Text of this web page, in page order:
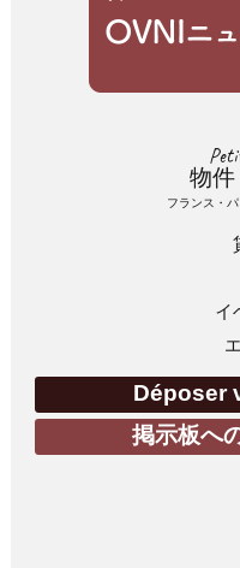
物件
フランス・
イ
Déposer
掲示板へ